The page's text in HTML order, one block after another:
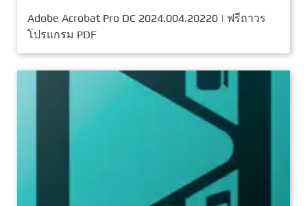
Adobe Acrobat Pro DC 2024.004.20220 | ฟรีถาวร
โปรแกรม PDF